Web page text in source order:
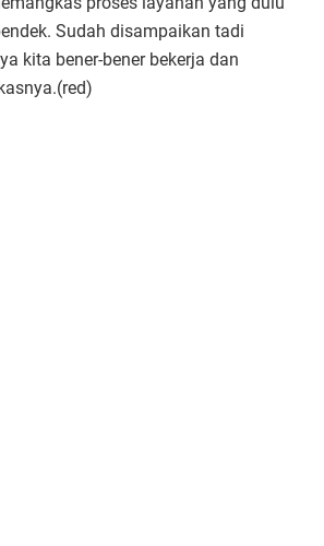
Sudah disampaikan tadi
kita bener-bener bekerja dan